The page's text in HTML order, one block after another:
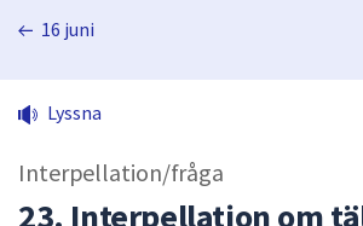
16 juni
Lyssna
Interpellation/fråga
23. Interpellation om